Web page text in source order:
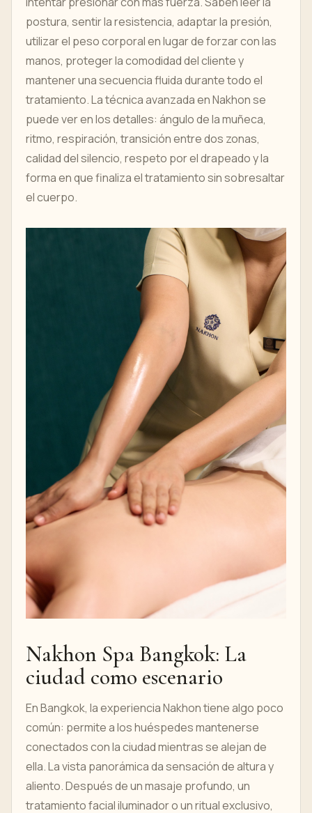
postura, sentir la resistencia, adaptar la presión,
utilizar el peso corporal en lugar de forzar con las
manos, proteger la comodidad del cliente y
mantener una secuencia fluida durante todo el
tratamiento. La técnica avanzada en Nakhon se
puede ver en los detalles: ángulo de la muñeca,
ritmo, respiración, transición entre dos zonas,
calidad del silencio, respeto por el drapeado y la
forma en que finaliza el tratamiento sin sobresaltar
el cuerpo.
Nakhon Spa Bangkok: La
ciudad como escenario
En Bangkok, la experiencia Nakhon tiene algo poco
común: permite a los huéspedes mantenerse
conectados con la ciudad mientras se alejan de
ella. La vista panorámica da sensación de altura y
aliento. Después de un masaje profundo, un
tratamiento facial iluminador o un ritual exclusivo,